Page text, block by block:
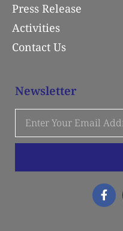
Press Release
Activities
Contact Us
Newsletter